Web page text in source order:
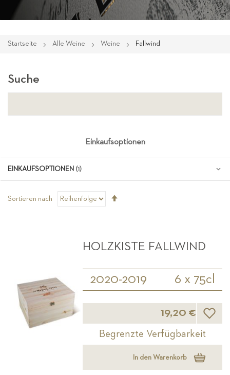
Startseite Alle Weine Weine Fallwind
Sortieren nach
HOLZKISTE FALLWIND
2020-2019 6 x 75cl
19,20 €
Begrenzte Verfügbarkeit
In den Warenkorb
Suche
Einkaufsoptionen
EINKAUFSOPTIONEN